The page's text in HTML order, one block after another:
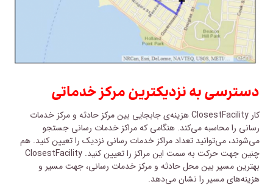
دسترسی به نزدیکترین مرکز خدماتی
کار ClosestFacility هزینه‌ی جابجایی بین مرکز حادثه و مرکز خدمات
رسانی را محاسبه می‌کند. هنگامی که مراکز خدمات رسانی جستجو
می‌شوند، می‌توانید تعداد مراکز خدمات رسانی نزدیک را تعیین کنید. هم
چنین جهت حرکت به سمت این مراکز را تعیین کنید. ClosestFacility
بهترین مسیر بین محل حادثه و مرکز خدمات رسانی، جهت مسیر و
هزینه‌های مسیر را نشان می‌دهد.